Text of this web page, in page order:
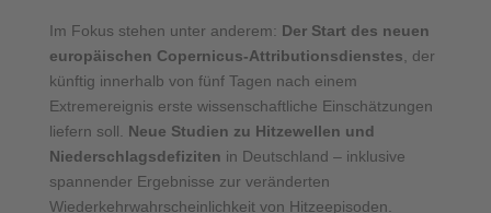
Im Fokus stehen unter anderem: Der Start des neuen
europäischen Copernicus-Attributionsdienstes , der
künftig innerhalb von fünf Tagen nach einem
Extremereignis erste wissenschaftliche Einschätzungen
liefern soll. Neue Studien zu Hitzewellen und
Niederschlagsdefiziten in Deutschland – inklusive
spannender Ergebnisse zur veränderten
Wiederkehrwahrscheinlichkeit von Hitzeepisoden.